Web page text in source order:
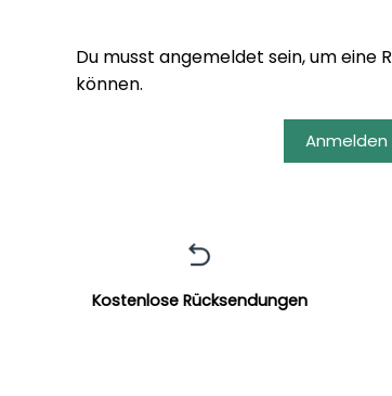
Du musst angemeldet sein, um eine
können.
Anmelden
Kostenlose Rücksendungen